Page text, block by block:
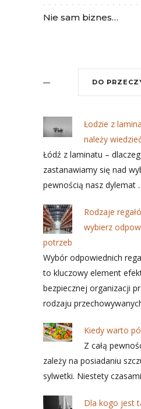
Nie sam biznes…
DO
Łodzie z
należy wiedzieć
Łódź z laminatu –
zastanawiamy się nad
pewnością nasz dylemat
Rodzaje
wybierz
potrzeb
Wybór odpowiednich
to kluczowy element
bezpiecznej organizacji
rodzaju
Kiedy warto
Z całą
zależy na posiadaniu
sylwetki. Niestety
Dla kogo jest